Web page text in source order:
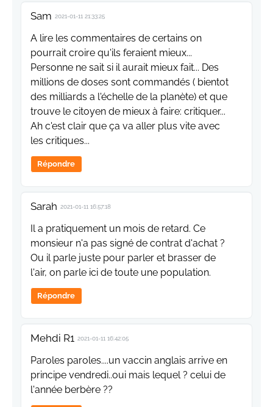
Sam 2021-01-11 21:33:25
A lire les commentaires de certains on
pourrait croire qu'ils feraient mieux...
Personne ne sait si il aurait mieux fait... Des
millions de doses sont commandés ( bientot
des milliards a l'échelle de la planète) et que
trouve le citoyen de mieux à faire: critiquer...
Ah c'est clair que ça va aller plus vite avec
les critiques...
Répondre
Sarah 2021-01-11 16:57:18
Il a pratiquement un mois de retard. Ce
monsieur n'a pas signé de contrat d'achat ?
Ou il parle juste pour parler et brasser de
l'air, on parle ici de toute une population.
Répondre
Mehdi R1 2021-01-11 16:42:05
Paroles paroles....un vaccin anglais arrive en
principe vendredi..oui mais lequel ? celui de
l'année berbère ??